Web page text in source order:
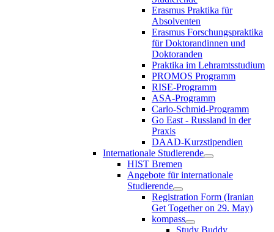
Erasmus Praktika für
Absolventen
Erasmus Forschungspraktika
für Doktorandinnen und
Doktoranden
Praktika im Lehramtsstudium
PROMOS Programm
RISE-Programm
ASA-Programm
Carlo-Schmid-Programm
Go East - Russland in der
Praxis
DAAD-Kurzstipendien
Internationale Studierende
HIST Bremen
Angebote für internationale
Studierende
Registration Form (Iranian
Get Together on 29. May)
kompass
Study Buddy